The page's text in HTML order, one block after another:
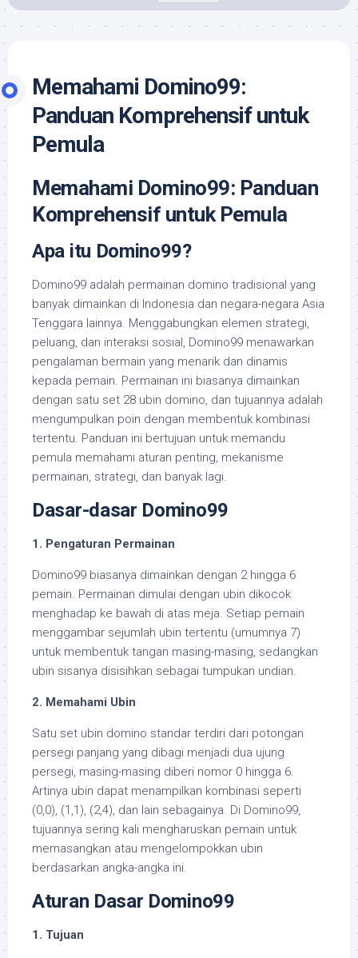
Memahami Domino99:
Panduan Komprehensif untuk
Pemula
Memahami Domino99: Panduan
Komprehensif untuk Pemula
Apa itu Domino99?
Domino99 adalah permainan domino tradisional yang
banyak dimainkan di Indonesia dan negara-negara Asia
Tenggara lainnya. Menggabungkan elemen strategi,
peluang, dan interaksi sosial, Domino99 menawarkan
pengalaman bermain yang menarik dan dinamis
kepada pemain. Permainan ini biasanya dimainkan
dengan satu set 28 ubin domino, dan tujuannya adalah
mengumpulkan poin dengan membentuk kombinasi
tertentu. Panduan ini bertujuan untuk memandu
pemula memahami aturan penting, mekanisme
permainan, strategi, dan banyak lagi.
Dasar-dasar Domino99
1. Pengaturan Permainan
Domino99 biasanya dimainkan dengan 2 hingga 6
pemain. Permainan dimulai dengan ubin dikocok
menghadap ke bawah di atas meja. Setiap pemain
menggambar sejumlah ubin tertentu (umumnya 7)
untuk membentuk tangan masing-masing, sedangkan
ubin sisanya disisihkan sebagai tumpukan undian.
2. Memahami Ubin
Satu set ubin domino standar terdiri dari potongan
persegi panjang yang dibagi menjadi dua ujung
persegi, masing-masing diberi nomor 0 hingga 6.
Artinya ubin dapat menampilkan kombinasi seperti
(0,0), (1,1), (2,4), dan lain sebagainya. Di Domino99,
tujuannya sering kali mengharuskan pemain untuk
memasangkan atau mengelompokkan ubin
berdasarkan angka-angka ini.
Aturan Dasar Domino99
1. Tujuan